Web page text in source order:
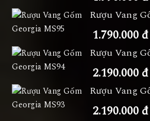
Rượu Vang
1.790.000 đ
Rượu Vang
2.190.000 đ
Rượu Vang
2.190.000 đ